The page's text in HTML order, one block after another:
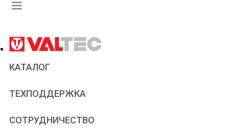
КАТАЛОГ
ТЕХПОДДЕРЖКА
Паспорта и сертификаты
Статьи
СОТРУДНИЧЕСТВО
Сантехникам